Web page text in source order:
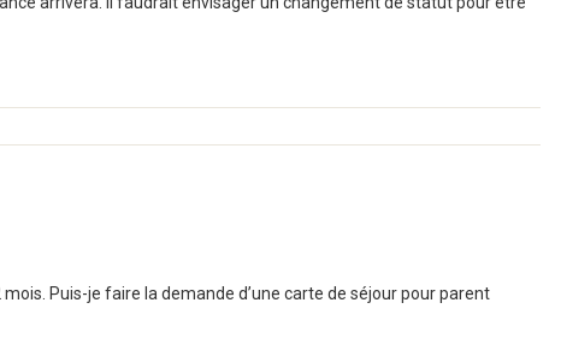
Puis-je faire la demande d’une carte de séjour pour parent